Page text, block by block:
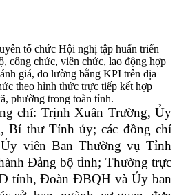
tổ chức Hội nghị tập huấn triển
công chức, viên chức, lao động hợp
giá, đo lường bằng KPI trên địa
theo hình thức trực tiếp kết hợp
phường trong toàn tỉnh.
chí: Trịnh Xuân Trường, Ủy
Bí thư Tỉnh ủy; các đồng chí
viên Ban Thường vụ Tỉnh
Đảng bộ tỉnh; Thường trực
tỉnh, Đoàn ĐBQH và Ủy ban